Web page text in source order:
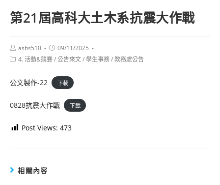
第21屆高科大土木系抗震大作戰
Post
author:
ashs510
Post
published:
09/11/2025
Post4. 活動&競賽/公告來文/學生事務/教務處公告
公文製作-22 下載
0828抗震大作戰 下載
Post Views: 473
相關內容